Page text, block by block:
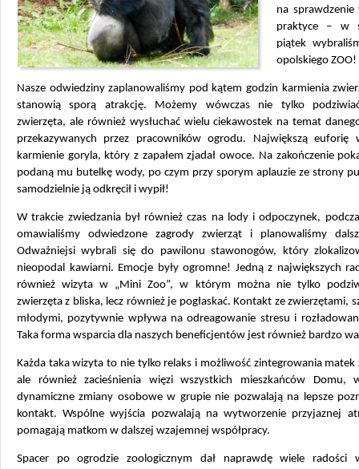
na
praktyce – w
piątek
opolskiego ZOO!
Nasze odwiedziny zaplanowaliśmy pod kątem godzin karmienia
stanowią sporą atrakcję. Możemy wówczas nie tylko
zwierzęta, ale również wysłuchać wielu ciekawostek na temat
przekazywanych przez pracowników ogrodu. Największą euforię
karmienie goryla, który z zapałem zjadał owoce. Na zakończenie
podaną mu butelkę wody, po czym przy sporym aplauzie ze strony
samodzielnie ją odkręcił i wypił!
W trakcie zwiedzania był również czas na lody i odpoczynek,
omawialiśmy odwiedzone zagrody zwierząt i planowaliśmy
Odważniejsi wybrali się do pawilonu stawonogów, który
nieopodal kawiarni. Emocje były ogromne! Jedną z największych
również wizyta w „Mini Zoo”, w którym można nie tylko
zwierzęta z bliska, lecz również je pogłaskać. Kontakt ze zwierzętami,
młodymi, pozytywnie wpływa na odreagowanie stresu i
Taka forma wsparcia dla naszych beneficjentów jest również bardzo
Każda taka wizyta to nie tylko relaks i możliwość zintegrowania matek
ale również zacieśnienia więzi wszystkich mieszkańców Domu,
dynamiczne zmiany osobowe w grupie nie pozwalają na lepsze
kontakt. Wspólne wyjścia pozwalają na wytworzenie przyjaznej
pomagają matkom w dalszej wzajemnej współpracy.
Spacer po ogrodzie zoologicznym dał naprawdę wiele radości